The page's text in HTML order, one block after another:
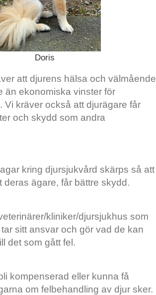
Doris
att djurens hälsa och välmående
än ekonomiska vinster för
Vi kräver också att djurägare får
och skydd som andra
kring djursjukvård skärps så att
deras ägare, får bättre skydd.
kliniker/djursjukhus som
sitt ansvar och gör vad de kan
det som gått fel.
kompenserad eller kunna få
om felbehandling av djur sker.